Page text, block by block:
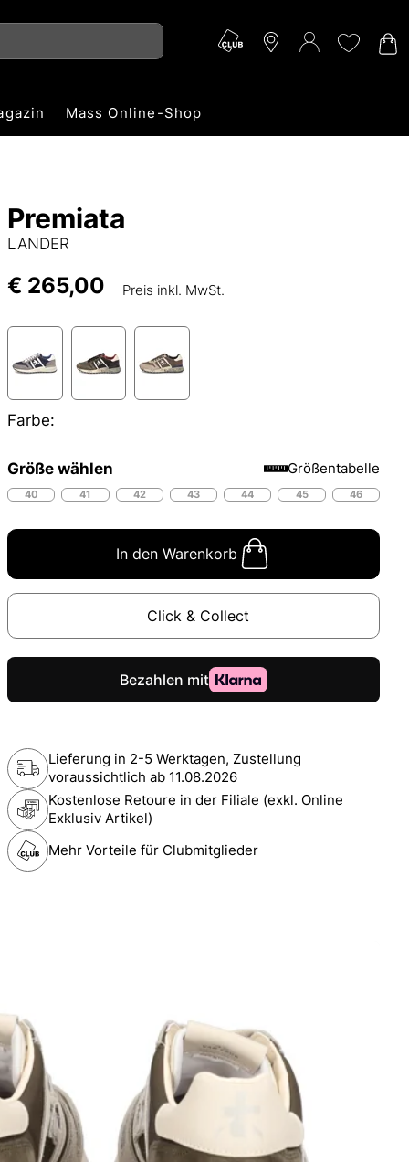
Mass Online-Shop
Premiata
LANDER
€ 265,00 Preis inkl. MwSt.
Farbe:
Größe wählen Größentabelle
40 41 42 43 44 45 46
In den Warenkorb
Click & Collect
Lieferung in 2-5 Werktagen, Zustellung
voraussichtlich ab 11.08.2026
Kostenlose Retoure in der Filiale (exkl. Online
Exklusiv Artikel)
Mehr Vorteile für Clubmitglieder